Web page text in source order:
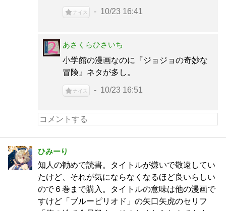
ナイス 10/23 16:41
あさくらひさいち
小学館の漫画なのに『ジョジョの奇妙な
冒険』ネタが多し。
ナイス 10/23 16:51
ひみーり
知人の勧めで読書。タイトルが嫌いで敬遠してい
たけど、それが気にならなくなるほど良いらしい
ので６巻まで購入。タイトルの意味は他の漫画で
すけど「ブルーピリオド」の矢口矢虎のセリフ